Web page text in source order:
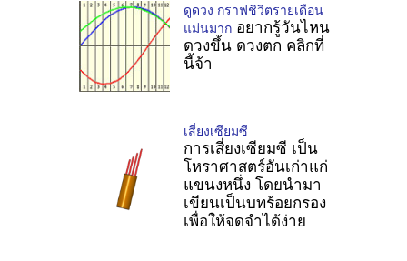
ดูดวง กราฟชิวิตรายเดือน
แม่นมาก อยากรู้วันไหน
ดวงขึ้น ดวงตก คลิกที่
นี้จ้า
เสี่ยงเซียมซี
การเสี่ยงเซียมซี เป็น
โหราศาสตร์อันเก่าแก่
แขนงหนึ่ง โดยนำมา
เขียนเป็นบทร้อยกรอง
เพื่อให้จดจำได้ง่าย